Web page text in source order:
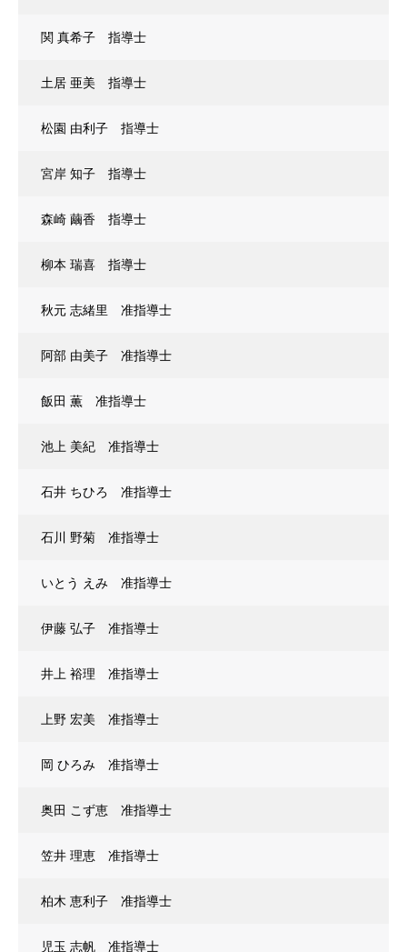
関 真希子 指導士
土居 亜美 指導士
松園 由利子 指導士
宮岸 知子 指導士
森崎 繭香 指導士
柳本 瑞喜 指導士
秋元 志緒里 准指導士
阿部 由美子 准指導士
飯田 薫 准指導士
池上 美紀 准指導士
石井 ちひろ 准指導士
石川 野菊 准指導士
いとう えみ 准指導士
伊藤 弘子 准指導士
井上 裕理 准指導士
上野 宏美 准指導士
岡 ひろみ 准指導士
奥田 こず恵 准指導士
笠井 理恵 准指導士
柏木 恵利子 准指導士
児玉 志帆 准指導士